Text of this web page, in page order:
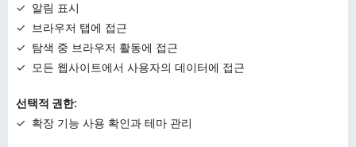
알림 표시
브라우저 탭에 접근
탐색 중 브라우저 활동에 접근
모든 웹사이트에서 사용자의 데이터에 접근
선택적 권한:
확장 기능 사용 확인과 테마 관리